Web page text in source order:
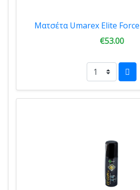
Ματσέτα Umarex Elite Force
€53.00